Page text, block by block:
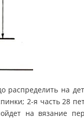
распределить на
2-я часть 28
на вязание